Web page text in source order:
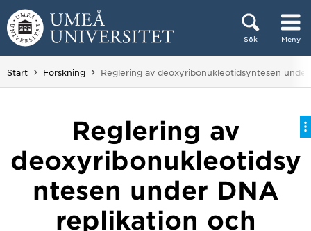
Hoppa direkt till innehållet
Sök Meny
Huvudmenyn dold.
Start Forskning Du är här:
Reglering av deoxyribonukleotidsyntesen
Reglering av
deoxyribonukleotidsy
ntesen under DNA
replikation och